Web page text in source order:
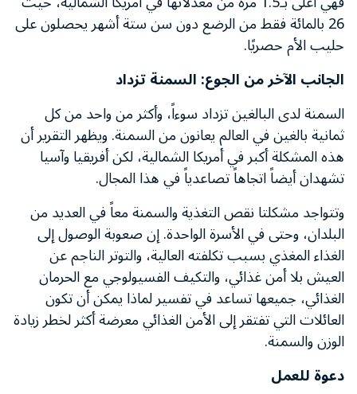
26 بالمائة فقط من الرضع دون سن ستة أشهر يحصلون على
حليب الأم حصريًا.
الجانب الآخر من الجوع: السمنة تزداد
السمنة لدى البالغين تزداد سوءاً، وأكثر من واحد من كل
ثمانية بالغين في العالم يعانون من السمنة. ويظهر التقرير أن
هذه المشكلة أكبر في أمريكا الشمالية، لكن أفريقيا وآسيا
تشهدان أيضاً اتجاهاً تصاعدياً في هذا المجال.
وتتواجد مشكلتا نقص التغذية والسمنة معاً في العديد من
البلدان، وحتى في الأسرة الواحدة. إن صعوبة الوصول إلى
الغذاء المغذي بسبب تكلفته العالية، والتوتر الناجم عن
العيش بلا أمن غذائي، والتكيف الفسيولوجي مع الحرمان
الغذائي، جميعها تساعد في تفسير لماذا يمكن أن تكون
العائلات التي تفتقر إلى الأمن الغذائي معرضة أكثر لخطر زيادة
الوزن والسمنة.
دعوة للعمل